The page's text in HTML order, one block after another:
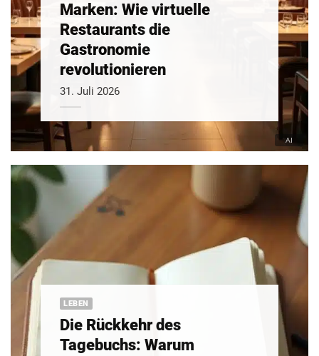
Marken: Wie virtuelle
Restaurants die
Gastronomie
revolutionieren
31. Juli 2026
LEBEN
Die Rückkehr des
Tagebuchs: Warum